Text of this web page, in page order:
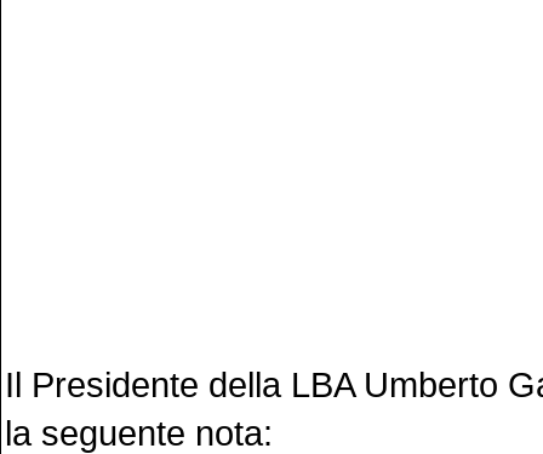
Il Presidente della LBA Umberto
la seguente nota: